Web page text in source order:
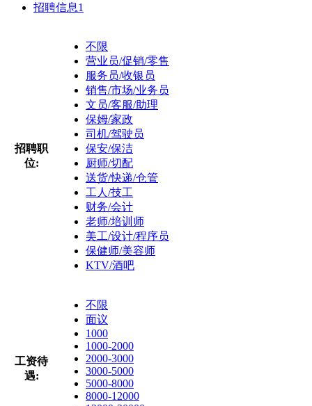
招聘信息1
招聘职
位:
不限
营业员/促销/零售
服务员/收银员
销售/市场/业务员
文员/客服/助理
保姆/家政
司机/驾驶员
保安/保洁
厨师/切配
送货/快递/仓管
工人/技工
财务/会计
老师/培训师
美工/设计/程序员
保健师/美容师
KTV/酒吧
工资待
遇:
不限
面议
1000
1000-2000
2000-3000
3000-5000
5000-8000
8000-12000